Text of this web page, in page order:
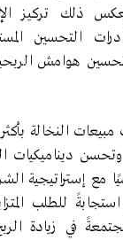
ذلك تركيز
التحسين
هوامش
ديناميكيات
مع إستراتيجية
للطلب
في زيادة